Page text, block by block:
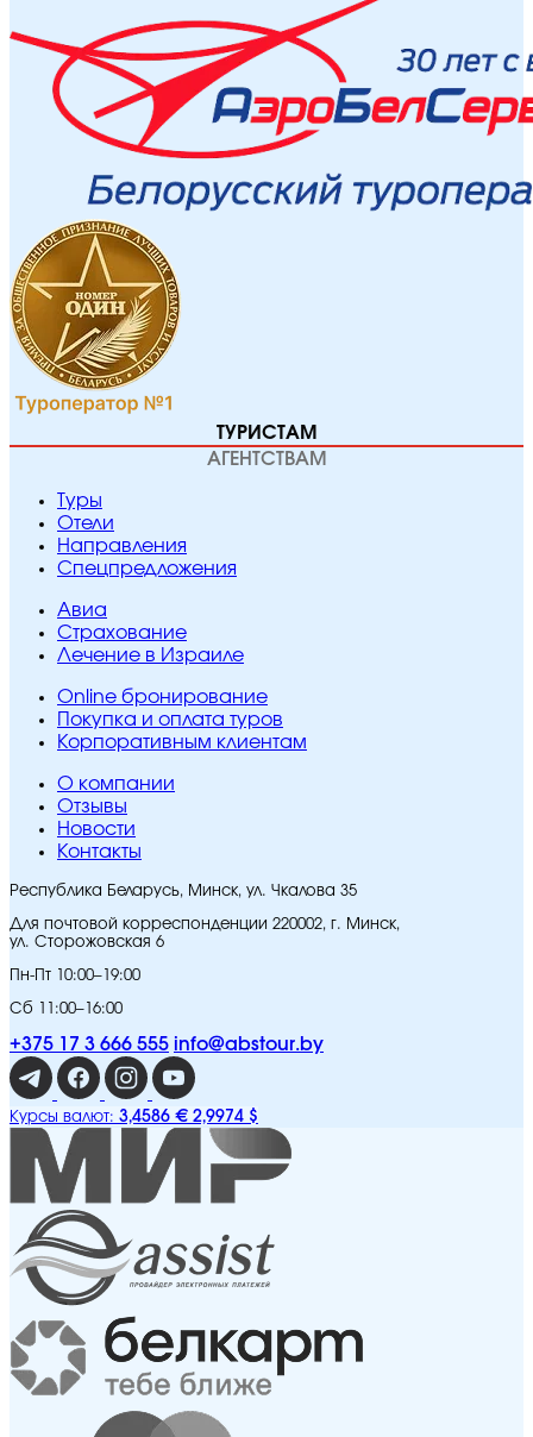
ТУРИСТАМ
АГЕНТСТВАМ
Туры
Отели
Направления
Спецпредложения
Авиа
Страхование
Лечение в Израиле
Online бронирование
Покупка и оплата туров
Корпоративным клиентам
O компании
Отзывы
Новости
Контакты
Республика Беларусь, Минск, ул. Чкалова 35
Для почтовой корреспонденции 220002, г. Минск,
ул. Сторожовская 6
Пн-Пт 10:00–19:00
Сб 11:00–16:00
+375 17 3 666 555 info@abstour.by
Курсы валют: 3,4586 € 2,9974 $